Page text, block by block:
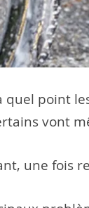
quel point
vont
une fois